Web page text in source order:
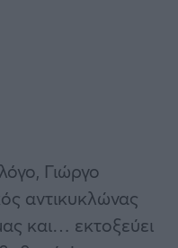
Γιώργο
αντικυκλώνας
και… εκτοξεύει